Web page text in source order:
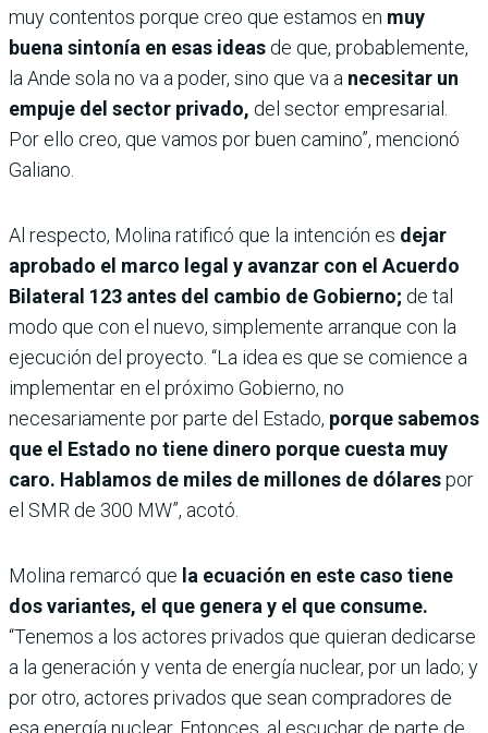
muy contentos porque creo que estamos en muy
buena sintonía en esas ideas de que, probablemente,
la Ande sola no va a poder, sino que va a necesitar un
empuje del sector privado, del sector empresarial.
Por ello creo, que vamos por buen camino”, mencionó
Galiano.
Al respecto, Molina ratificó que la intención es dejar
aprobado el marco legal y avanzar con el Acuerdo
Bilateral 123 antes del cambio de Gobierno; de tal
modo que con el nuevo, simplemente arranque con la
ejecución del proyecto. “La idea es que se comience a
implementar en el próximo Gobierno, no
necesariamente por parte del Estado, porque sabemos
que el Estado no tiene dinero porque cuesta muy
caro. Hablamos de miles de millones de dólarespor
el SMR de 300 MW”, acotó.
Molina remarcó que la ecuación en este caso tiene
dos variantes, el que genera y el que consume.
“Tenemos a los actores privados que quieran dedicarse
a la generación y venta de energía nuclear, por un lado; y
por otro, actores privados que sean compradores de
esa energía nuclear. Entonces, al escuchar de parte de